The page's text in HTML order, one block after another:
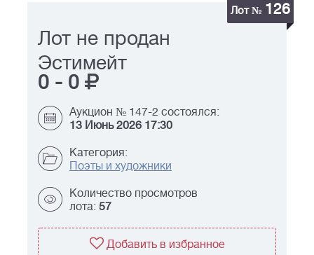
Лот № 126
Лот не продан
Эстимейт
0 - 0
Аукцион № 147-2 состоялся:
13 Июнь 2026 17:30
Категория:
Поэты и художники
Количество просмотров
лота: 57
Добавить в избранное